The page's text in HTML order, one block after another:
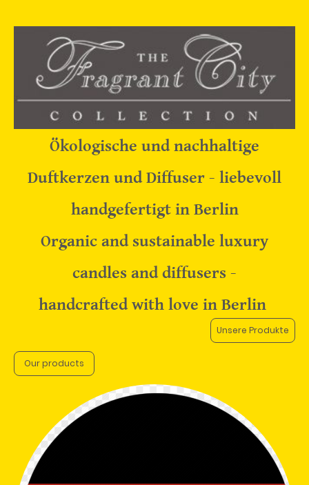
Ökologische und nachhaltige
Duftkerzen und Diffuser - liebevoll
handgefertigt in Berlin
Organic and sustainable luxury
candles and diffusers -
handcrafted with love in Berlin
Unsere Produkte
Our products